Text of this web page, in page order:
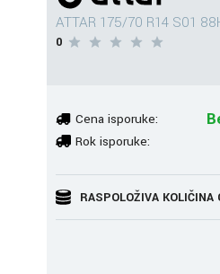
ATTAR 175/70 R14 S01
0
Cena isporuke:
Rok isporuke:
RASPOLOŽIVA KOLIČINA